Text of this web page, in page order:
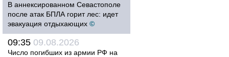
В аннексированном Севастополе
после атак БПЛА горит лес: идет
эвакуация отдыхающих ©
09:35 09.08.2026
Число погибших из армии РФ на